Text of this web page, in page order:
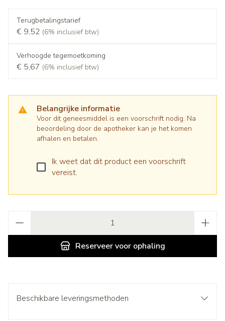
Terugbetalingstarief
€ 9,52 (6% inclusief btw)
Verhoogde tegemoetkoming
€ 5,67 (6% inclusief btw)
Belangrijke informatie
Voor dit geneesmiddel is een voorschrift nodig. Na
beoordeling door de apotheker kan je het komen
afhalen en betalen.
Ik weet dat dit product een voorschrift
vereist.
Reserveervoor ophaling
Beschikbare leveringsmethoden